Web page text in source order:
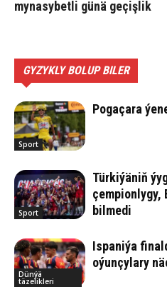
mynasybetli günä geçişlik
GYZYKLY BOLUP BILER
Sport
Pogaçara
Sport
Türkiýäniň
çempionlygy,
bilmedi
Dünýä
täzelikleri
Ispaniýa
oýunçylary